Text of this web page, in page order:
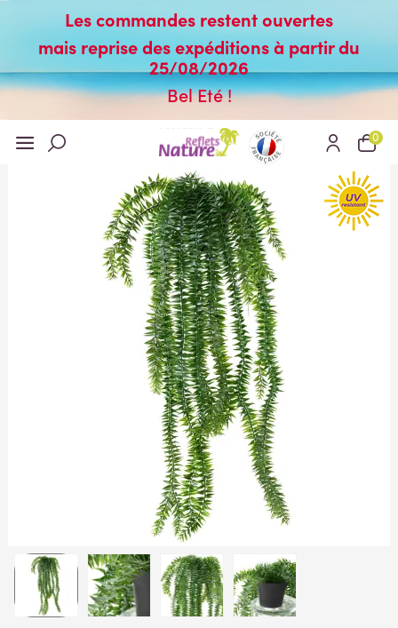
Les commandes restent ouvertes
mais reprise des expéditions à partir du
25/08/2026
Bel Eté !
0